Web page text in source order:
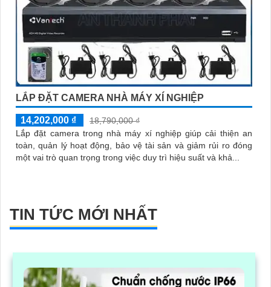
LẮP ĐẶT CAMERA NHÀ MÁY XÍ NGHIỆP
14,202,000 ₫
18,790,000 ₫
Lắp đặt camera trong nhà máy xí nghiệp giúp cải thiện an
toàn, quản lý hoạt động, bảo vệ tài sản và giảm rủi ro đóng
một vai trò quan trọng trong việc duy trì hiệu suất và khả...
TIN TỨC MỚI NHẤT